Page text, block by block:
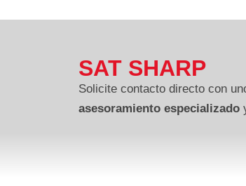
SAT SHARP
Solicite contacto directo con
asesoramiento especializado